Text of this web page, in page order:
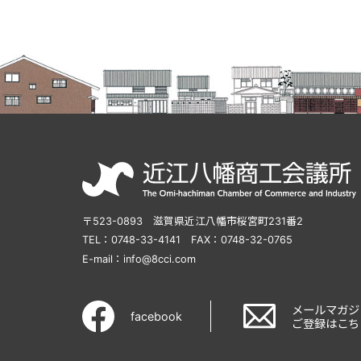
〒523-0893
滋賀県近江八幡市桜宮町231番2
TEL：0748-33-4141
FAX：0748-32-0765
E-mail：info@8cci.com
facebook
メールマガ
ご登録はこ